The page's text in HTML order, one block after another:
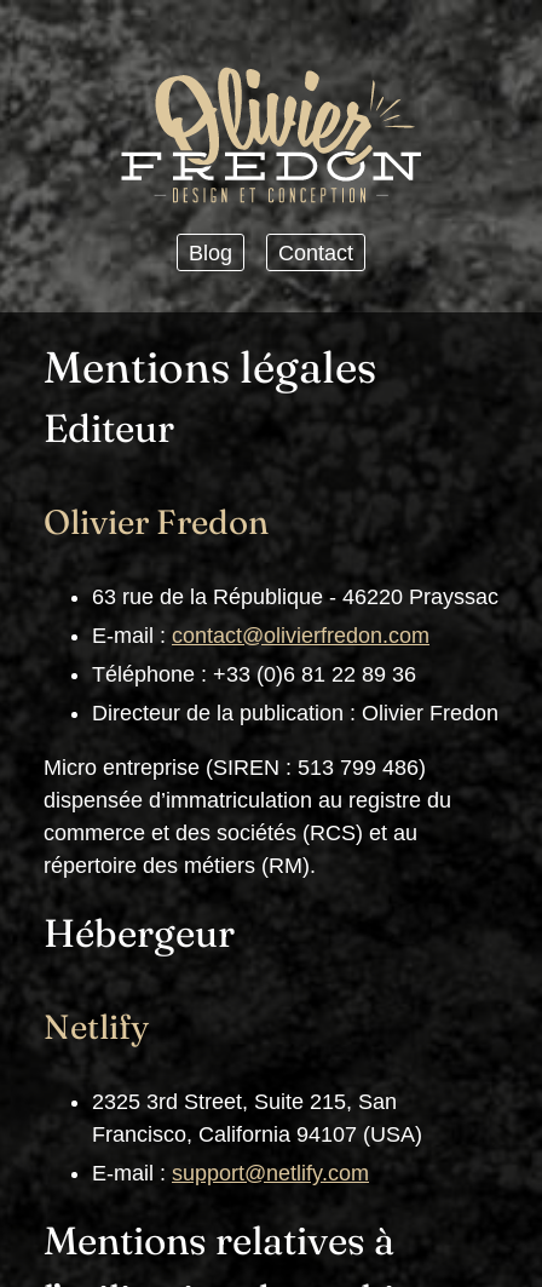
Blog Contact
Mentions légales
Editeur
Olivier Fredon
63 rue de la République - 46220 Prayssac
E-mail : contact@olivierfredon.com
Téléphone : +33 (0)6 81 22 89 36
Directeur de la publication : Olivier Fredon
Micro entreprise (SIREN : 513 799 486)
dispensée d’immatriculation au registre du
commerce et des sociétés (RCS) et au
répertoire des métiers (RM).
Hébergeur
Netlify
2325 3rd Street, Suite 215, San
Francisco, California 94107 (USA)
E-mail : support@netlify.com
Mentions relatives à